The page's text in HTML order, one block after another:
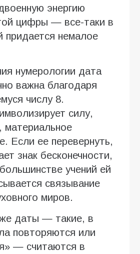
энергию
цифры — все-таки в
придается немалое
нумерологии дата
важна благодаря
числу 8.
силу,
материальное
Если ее перевернуть,
знак бесконечности,
учений ей
связывание
миров.
даты — такие, в
повторяются или
— считаются в